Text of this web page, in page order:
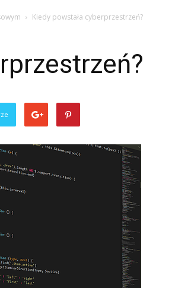
Kiedy powstała cyberprzestrzeń?